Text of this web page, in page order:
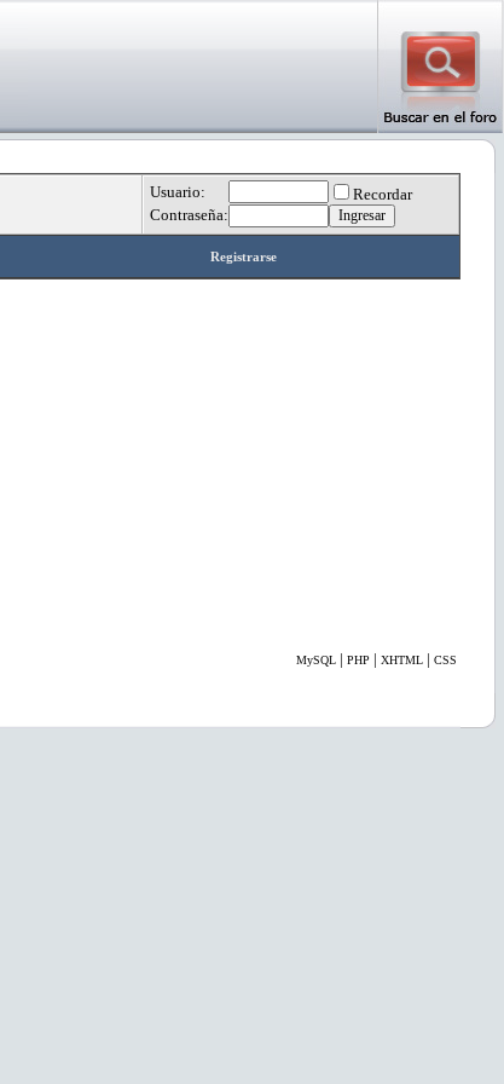
Usuario:
Recordar
Contraseña:
Registrarse
MySQL | PHP | XHTML | CSS